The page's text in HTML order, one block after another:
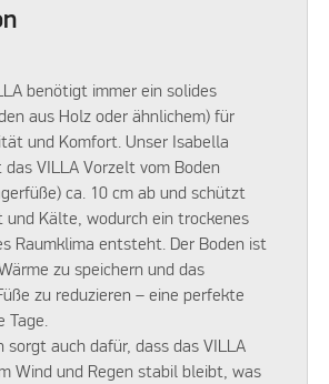
benötigt immer ein solides
aus Holz oder ähnlichem) für
und Komfort. Unser Isabella
das VILLA Vorzelt vom Boden
ca. 10 cm ab und schützt
und Kälte, wodurch ein trockenes
Raumklima entsteht. Der Boden ist
zu speichern und das
zu reduzieren – eine perfekte
Tage.
sorgt auch dafür, dass das VILLA
Wind und Regen stabil bleibt, was